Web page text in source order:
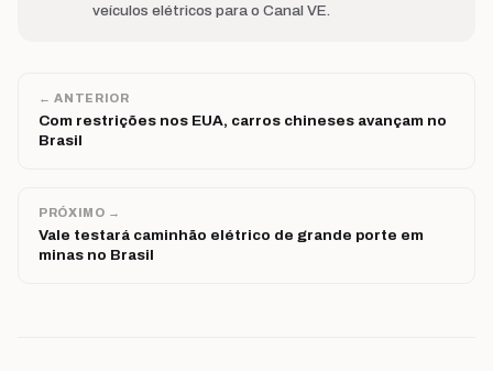
veículos elétricos para o Canal VE.
← ANTERIOR
Com restrições nos EUA, carros chineses avançam no
Brasil
PRÓXIMO →
Vale testará caminhão elétrico de grande porte em
minas no Brasil